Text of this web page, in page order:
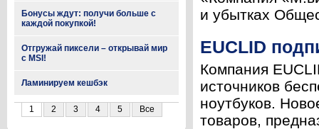
Бонусы ждут: получи больше с
каждой покупкой!
Отгружай пиксели – открывай мир
с MSI!
Ламинируем кешбэк
1 2 3 4 5 Все
и убытках
EUCLID
Компания
источников
ноутбуков.
товаров,